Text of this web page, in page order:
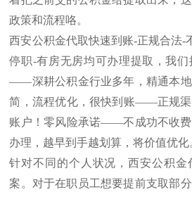
政策和流程咯。
西安公积金代取快速到账-正规合法-
停职-有房无房均可办理提取，我们
——深耕公积金行业多年，精通本
简，流程优化，很快到账——正规渠
账户！零风险承诺——不成功不收
办理，越早到手越划算，将价值优化
针对不同的个人状况，西安公积金
案。对于在职员工想要提前支取部